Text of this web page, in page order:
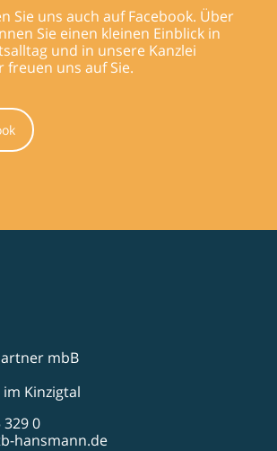
Sie uns auch aufFacebook. Über
Sie einen kleinen Einblick in
und in unsere Kanzlei
freuen uns auf Sie.
mbB
Kinzigtal
329 0
hansmann.de